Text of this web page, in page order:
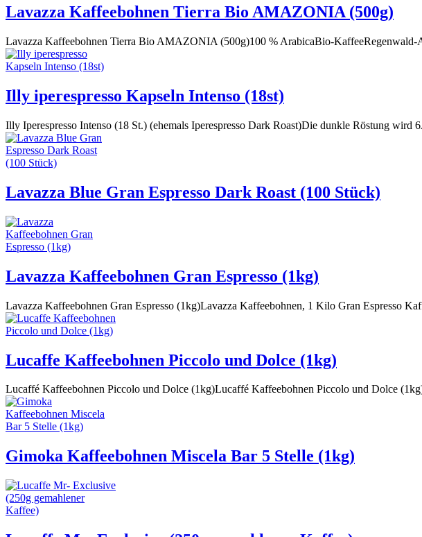
Lavazza Kaffeebohnen Tierra Bio AMAZONIA (500g)
Lavazza Kaffeebohnen Tierra Bio AMAZONIA (500g)100 % ArabicaBio-
Illy iperespresso Kapseln Intenso (18st)
Illy Iperespresso Intenso (18 St.) (ehemals Iperespresso Dark Roast)Die dunkle Röstung wird
Lavazza Blue Gran Espresso Dark Roast (100 Stück)
Lavazza Kaffeebohnen Gran Espresso (1kg)
Lavazza Kaffeebohnen Gran Espresso (1kg)Lavazza Kaffeebohnen, 1 Kilo Gran Espresso
Lucaffe Kaffeebohnen Piccolo und Dolce (1kg)
Lucaffé Kaffeebohnen Piccolo und Dolce (1kg)Lucaffé Kaffeebohnen Piccolo und Dolce
Gimoka Kaffeebohnen Miscela Bar 5 Stelle (1kg)